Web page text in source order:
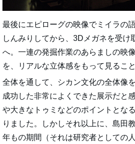
最後にエピローグの映像でミイラの
しんみりしてから、3Dメガネを受け
へ。一連の発掘作業のあらましの映
を、リアルな立体感をもって見るこ
全体を通して、シカン文化の全体像
成功した非常によくできた展示だと
や大きなトゥミなどのポイントとな
りました。しかしそれ以上に、島田
年もの期間（それは研究者としての